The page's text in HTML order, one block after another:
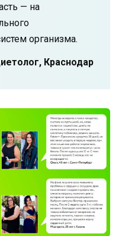
— на
организма.
Краснодар